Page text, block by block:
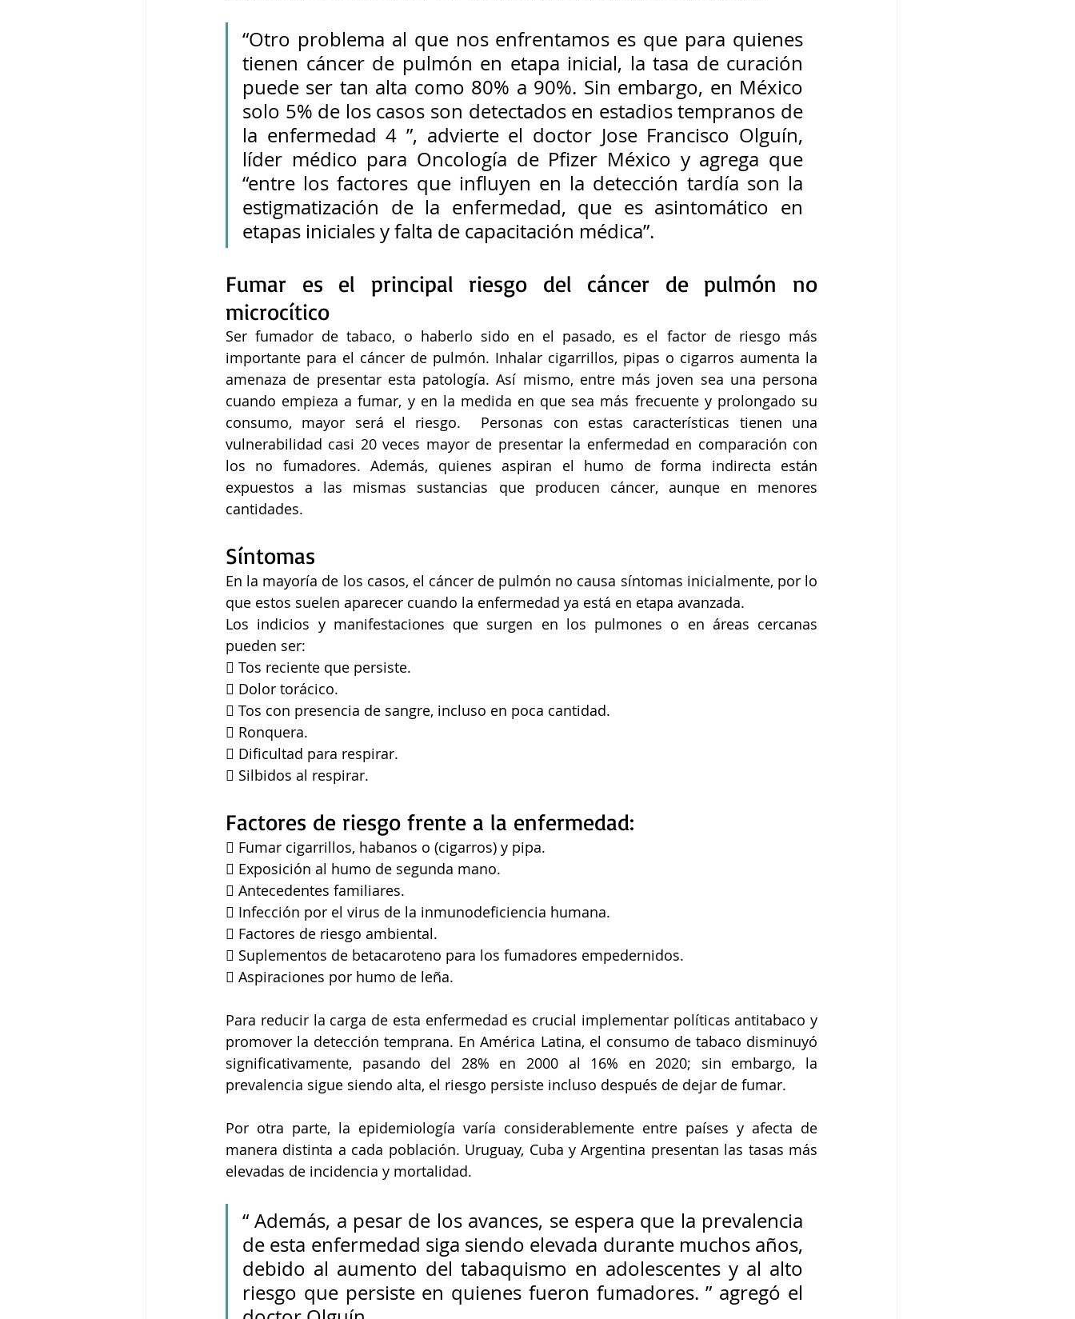
“Otro problema al que nos enfrentamos es que para quienes
tienen cáncer de pulmón en etapa inicial, la tasa de curación
puede ser tan alta como 80% a 90%. Sin embargo, en México
solo 5% de los casos son detectados en estadios tempranos de
la enfermedad 4 ”, advierte el doctor Jose Francisco Olguín,
líder médico para Oncología de Pfizer México y agrega que
“entre los factores que influyen en la detección tardía son la
estigmatización de la enfermedad, que es asintomático en
etapas iniciales y falta de capacitación médica”.
Fumar es el principal riesgo del cáncer de pulmón no
microcítico
Ser fumador de tabaco, o haberlo sido en el pasado, es el factor de riesgo más
importante para el cáncer de pulmón. Inhalar cigarrillos, pipas o cigarros aumenta la
amenaza de presentar esta patología. Así mismo, entre más joven sea una persona
cuando empieza a fumar, y en la medida en que sea más frecuente y prolongado su
consumo, mayor será el riesgo.  Personas con estas características tienen una
vulnerabilidad casi 20 veces mayor de presentar la enfermedad en comparación con
los no fumadores. Además, quienes aspiran el humo de forma indirecta están
expuestos a las mismas sustancias que producen cáncer, aunque en menores
cantidades.
Síntomas
En la mayoría de los casos, el cáncer de pulmón no causa síntomas inicialmente, por lo
que estos suelen aparecer cuando la enfermedad ya está en etapa avanzada.
Los indicios y manifestaciones que surgen en los pulmones o en áreas cercanas
pueden ser:
 Tos reciente que persiste.
 Dolor torácico.
 Tos con presencia de sangre, incluso en poca cantidad.
 Ronquera.
 Dificultad para respirar.
 Silbidos al respirar.
Factores de riesgo frente a la enfermedad:
 Fumar cigarrillos, habanos o (cigarros) y pipa.
 Exposición al humo de segunda mano.
 Antecedentes familiares.
 Infección por el virus de la inmunodeficiencia humana.
 Factores de riesgo ambiental.
 Suplementos de betacaroteno para los fumadores empedernidos.
 Aspiraciones por humo de leña.
Para reducir la carga de esta enfermedad es crucial implementar políticas antitabaco y
promover la detección temprana. En América Latina, el consumo de tabaco disminuyó
significativamente, pasando del 28% en 2000 al 16% en 2020; sin embargo, la
prevalencia sigue siendo alta, el riesgo persiste incluso después de dejar de fumar.
Por otra parte, la epidemiología varía considerablemente entre países y afecta de
manera distinta a cada población. Uruguay, Cuba y Argentina presentan las tasas más
elevadas de incidencia y mortalidad.
“ Además, a pesar de los avances, se espera que la prevalencia
de esta enfermedad siga siendo elevada durante muchos años,
debido al aumento del tabaquismo en adolescentes y al alto
riesgo que persiste en quienes fueron fumadores. ” agregó el